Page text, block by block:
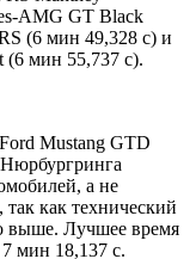
AMG GT Black
(6 мин 49,328 с) и
(6 мин 55,737 с).
Mustang GTD
а не
так как технический
выше. Лучшее время
мин 18,137 с.